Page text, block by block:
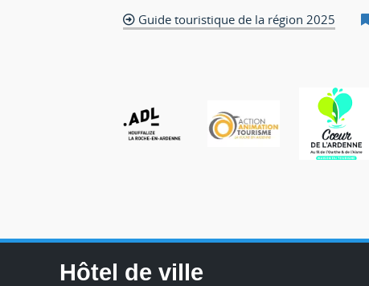
Guide touristique de la région 2025
Hôtel de ville